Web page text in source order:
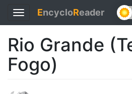
Toggle
navigation
EncycloReader
Rio Grande
Fogo)